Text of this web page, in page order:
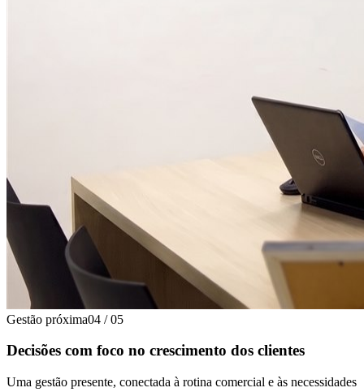
Gestão próxima04 / 05
Decisões com foco no crescimento dos clientes
Uma gestão presente, conectada à rotina comercial e às necessidades